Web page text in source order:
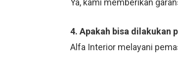
Ya, kami memberikan
4. Apakah bisa dilakukan
Alfa Interior melayani